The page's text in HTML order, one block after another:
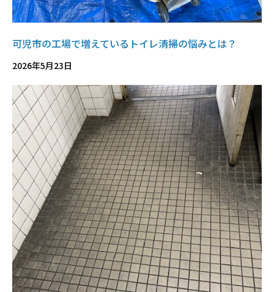
可児市の工場で増えているトイレ清掃の悩みとは？
2026年5月23日